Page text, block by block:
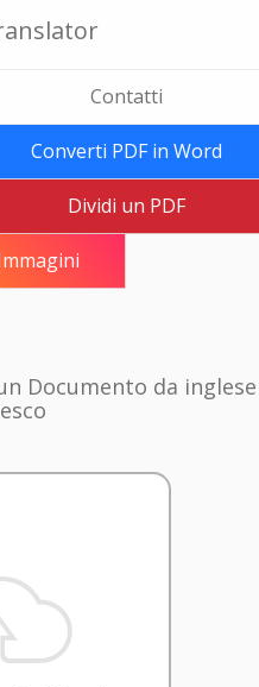
Contatti
Converti PDF in Word
Dividi un PDF
Documento da inglese